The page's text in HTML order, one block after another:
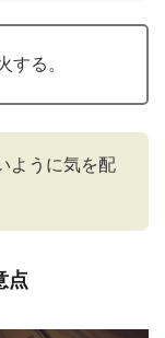
する。
ように気を配
点